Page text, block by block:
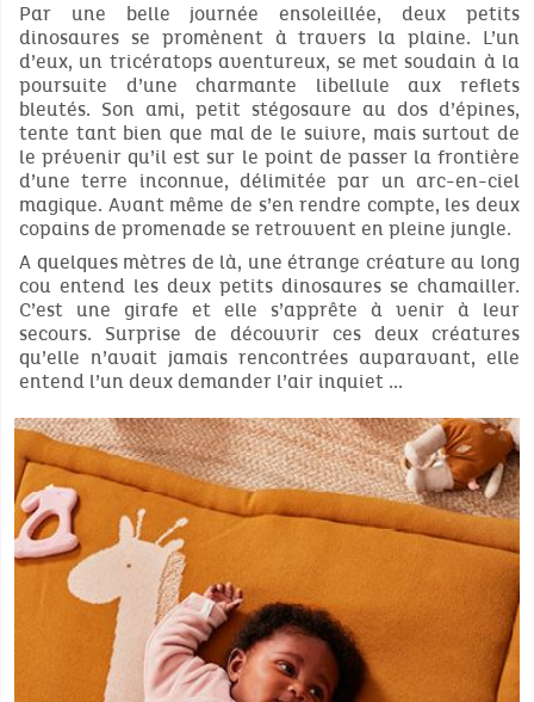
Par une belle journée ensoleillée, deux petits
dinosaures se promènent à travers la plaine. L’un
d’eux, un tricératops aventureux, se met soudain à la
poursuite d’une charmante libellule aux reflets
bleutés. Son ami, petit stégosaure au dos d’épines,
tente tant bien que mal de le suivre, mais surtout de
le prévenir qu’il est sur le point de passer la frontière
d’une terre inconnue, délimitée par un arc-en-ciel
magique. Avant même de s’en rendre compte, les deux
copains de promenade se retrouvent en pleine jungle.
A quelques mètres de là, une étrange créature au long
cou entend les deux petits dinosaures se chamailler.
C’est une girafe et elle s’apprête à venir à leur
secours. Surprise de découvrir ces deux créatures
qu’elle n’avait jamais rencontrées auparavant, elle
entend l’un deux demander l’air inquiet ...